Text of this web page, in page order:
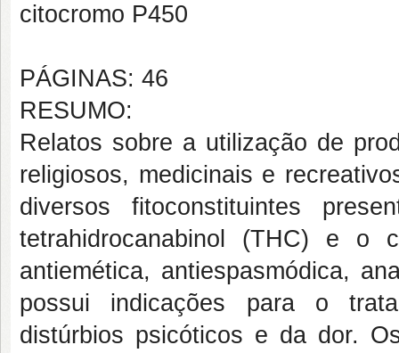
citocromo P450
PÁGINAS: 46
RESUMO:
Relatos sobre a utilização de
religiosos, medicinais e
diversos fitoconstituintes
tetrahidrocanabinol (THC) e o
antiemética, antiespasmódica,
possui indicações para o
distúrbios psicóticos e da dor.